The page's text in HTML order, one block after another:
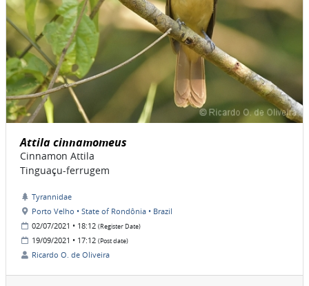
Attila cinnamomeus
Cinnamon Attila
Tinguaçu-ferrugem
Tyrannidae
Porto Velho • State of Rondônia • Brazil
02/07/2021 • 18:12 (Register Date)
19/09/2021 • 17:12 (Post date)
Ricardo O. de Oliveira